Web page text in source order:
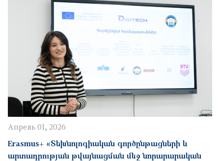
Апрель 01, 2026
Erasmus+ «Տեխնոլոգիական գործընթացների և
արտադրության թվայնացման մեջ նորարարական